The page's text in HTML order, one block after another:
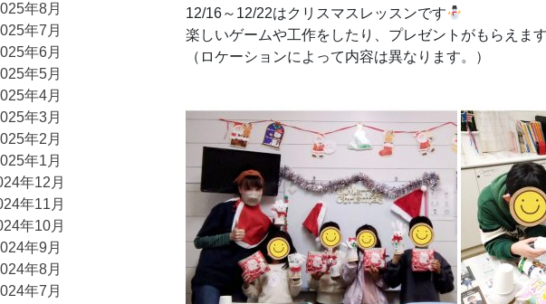
12/16～12/22はクリスマスレッスンです
楽しいゲームや工作をしたり、プレゼントがもらえま
（ロケーションによって内容は異なります。）
年8月
年7月
年6月
年5月
年4月
年3月
年2月
年1月
年12月
年11月
年10月
年9月
年8月
年7月